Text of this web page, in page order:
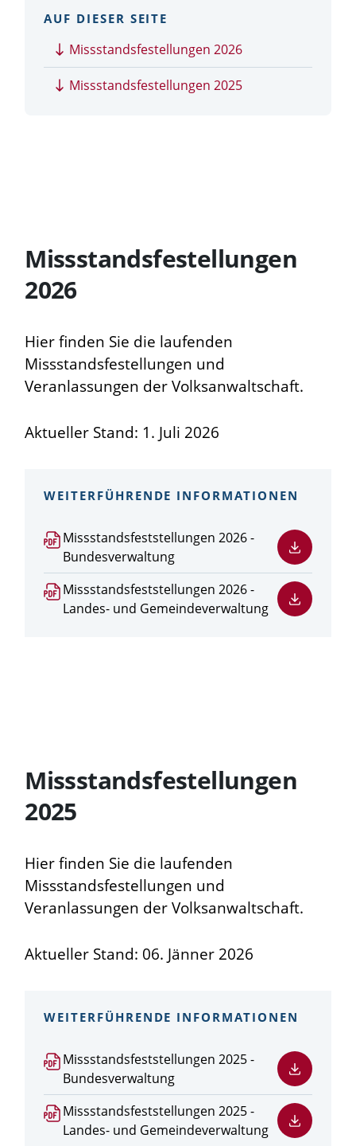
AUF DIESER SEITE
Missstandsfestellungen 2026
Missstandsfestellungen 2025
Missstandsfestellungen
2026
Hier finden Sie die laufenden
Missstandsfestellungen und
Veranlassungen der Volksanwaltschaft.
Aktueller Stand: 1. Juli 2026
WEITERFÜHRENDE INFORMATIONEN
Missstandsfeststellungen 2026 -
Bundesverwaltung
PDF
Datei
herunterladen
Missstandsfeststellungen 2026 -
Landes- und Gemeindeverwaltung
PDF
Datei
herunterladen
Missstandsfestellungen
2025
Hier finden Sie die laufenden
Missstandsfestellungen und
Veranlassungen der Volksanwaltschaft.
Aktueller Stand: 06. Jänner 2026
WEITERFÜHRENDE INFORMATIONEN
Missstandsfeststellungen 2025 -
Bundesverwaltung
PDF
Datei
herunterladen
Missstandsfeststellungen 2025 -
Landes- und Gemeindeverwaltung
PDF
Datei
herunterladen